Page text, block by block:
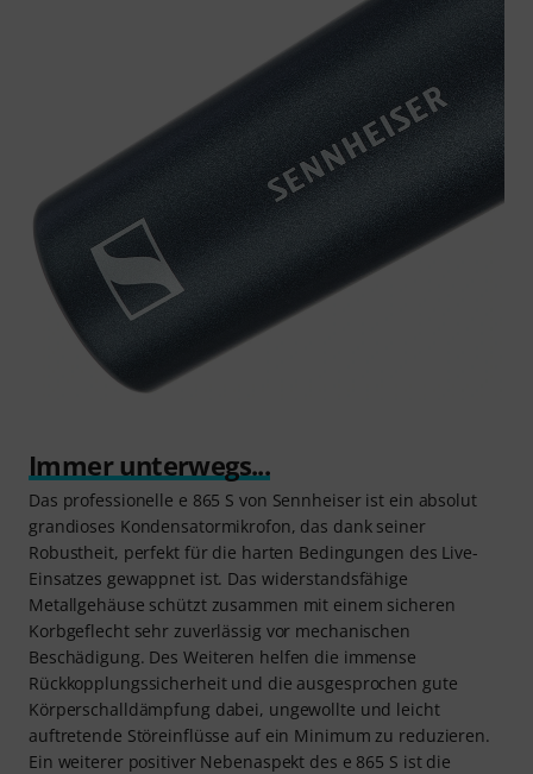
Immer unterwegs...
Das professionelle e 865 S von Sennheiser ist ein absolut
grandioses Kondensatormikrofon, das dank seiner
Robustheit, perfekt für die harten Bedingungen des Live-
Einsatzes gewappnet ist. Das widerstandsfähige
Metallgehäuse schützt zusammen mit einem sicheren
Korbgeflecht sehr zuverlässig vor mechanischen
Beschädigung. Des Weiteren helfen die immense
Rückkopplungssicherheit und die ausgesprochen gute
Körperschalldämpfung dabei, ungewollte und leicht
auftretende Störeinflüsse auf ein Minimum zu reduzieren.
Ein weiterer positiver Nebenaspekt des e 865 S ist die